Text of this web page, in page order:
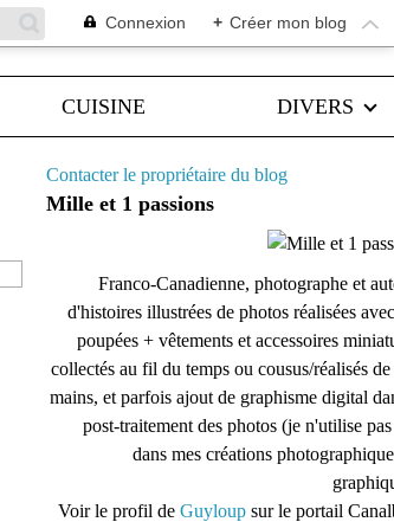
Connexion + Créer mon blog
CUISINE DIVERS
Contacter le propriétaire du blog
Mille et 1 passions
Franco-Canadienne, photographe et
d'histoires illustrées de photos réalisées
poupées + vêtements et accessoires
collectés au fil du temps ou cousus/réalisés de
mains, et parfois ajout de graphisme digital
post-traitement des photos (je n'utilise
dans mes créations
Voir le profil de Guyloup sur le portail